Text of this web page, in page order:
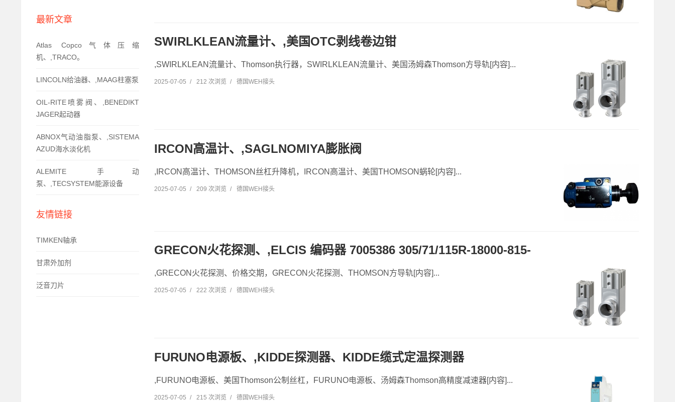
最新文章
Atlas Copco气体压缩
机、,TRACO。
LINCOLN给油器、,MAAG柱塞泵
OIL-RITE喷雾阀、,BENEDIKT
JAGER起动器
ABNOX气动油脂泵、,SISTEMA
AZUD海水淡化机
ALEMITE 手动
泵、,TECSYSTEM能源设备
友情链接
TIMKEN轴承
甘肃外加剂
泛音刀片
SWIRLKLEAN流量计、,美国OTC剥线卷边钳
,SWIRLKLEAN流量计、Thomson执行器，SWIRLKLEAN流量计、美国汤姆森Thomson方导轨[内容]...
2025-07-05 / 212 次浏览 / 德国WEH接头
IRCON高温计、,SAGLNOMIYA膨胀阀
,IRCON高温计、THOMSON丝杠升降机，IRCON高温计、美国THOMSON蜗轮[内容]...
2025-07-05 / 209 次浏览 / 德国WEH接头
GRECON火花探测、,ELCIS 编码器 7005386 305/71/115R-18000-815-
,GRECON火花探测、价格交期，GRECON火花探测、THOMSON方导轨[内容]...
2025-07-05 / 222 次浏览 / 德国WEH接头
FURUNO电源板、,KIDDE探测器、KIDDE缆式定温探测器
,FURUNO电源板、美国Thomson公制丝杠，FURUNO电源板、汤姆森Thomson高精度减速器[内容]...
2025-07-05 / 215 次浏览 / 德国WEH接头